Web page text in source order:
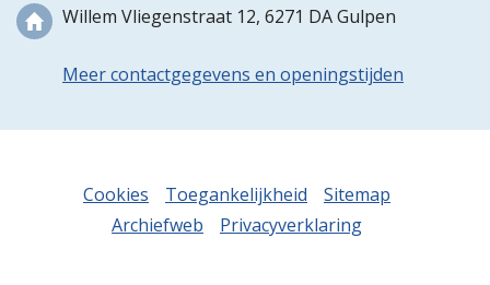
Willem Vliegenstraat 12, 6271 DA Gulpen
Meer contactgegevens en openingstijden
Cookies Toegankelijkheid
Sitemap
Archiefweb
Privacyverklaring